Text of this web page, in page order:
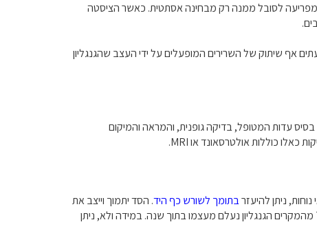
מפריעה לסובל ממנה רק מבחינה אסתטית. כאשר הציסטה
אף שיתוק של השרירים המופעלים על ידי העצב שהגנגליון
עדות המטופל, בדיקה גופנית, והמראה והמיקום
כאלו כוללות אולטרסאונד אוMRI
.
ניתן להיעזרבתומך לשורש כף היד. הסד יתמוך וייצב את
שורש כף היד ובכך יפחית את טווח התנועה וימנע כאב. בקרב ילדים ישנו סיכוי גבוה יותר שהגוש יעלם באופן עצמוני, ומחקר מצא כי כב-79% מהמקרים הגנגליון נעלם מעצמו בתוך שנה. במידה ולא, ניתן